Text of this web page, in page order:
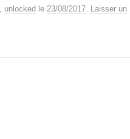
unlocked le 23/08/2017
Laisser un